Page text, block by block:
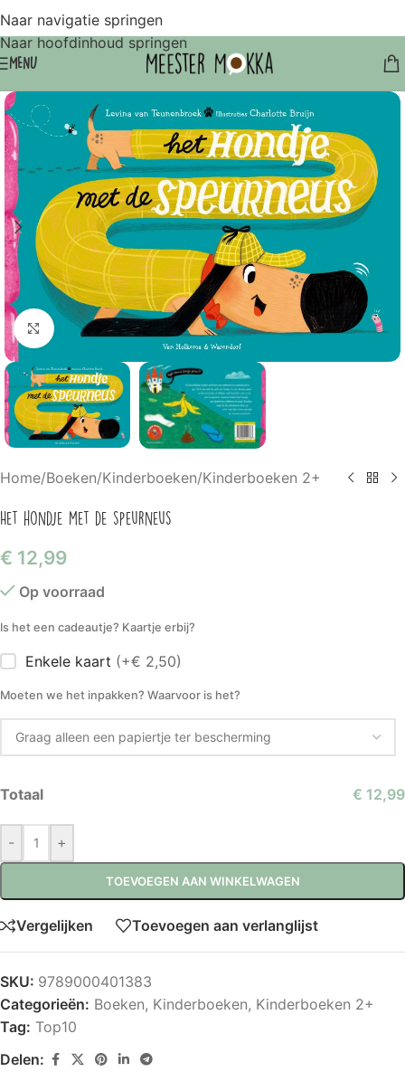
Naar navigatie springen
Naar hoofdinhoud springen
MENU
Klik om te vergroten
Home/Boeken/Kinderboeken/Kinderboeken 2+
Het hondje met de speurneus
€ 12,99
Op voorraad
Is het een cadeautje? Kaartje erbij?
Enkele kaart (+€ 2,50)
Moeten we het inpakken? Waarvoor is het?
Totaal € 12,99
- +
TOEVOEGEN AAN WINKELWAGEN
Vergelijken Toevoegen aan verlanglijst
SKU: 9789000401383
Categorieën: Boeken, Kinderboeken, Kinderboeken 2+
Tag: Top10
Delen: